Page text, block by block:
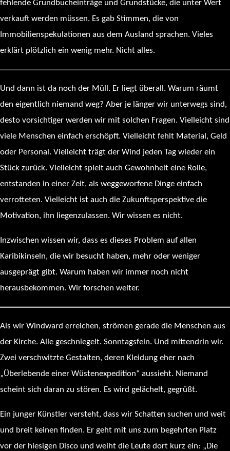
fehlende Grundbucheinträge und Grundstücke, die unter Wert
verkauft werden müssen. Es gab Stimmen, die von
Immobilienspekulationen aus dem Ausland sprachen. Vieles
erklärt plötzlich ein wenig mehr. Nicht alles.
Und dann ist da noch der Müll. Er liegt überall. Warum räumt
den eigentlich niemand weg? Aber je länger wir unterwegs sind,
desto vorsichtiger werden wir mit solchen Fragen. Vielleicht sind
viele Menschen einfach erschöpft. Vielleicht fehlt Material, Geld
oder Personal. Vielleicht trägt der Wind jeden Tag wieder ein
Stück zurück. Vielleicht spielt auch Gewohnheit eine Rolle,
entstanden in einer Zeit, als weggeworfene Dinge einfach
verrotteten. Vielleicht ist auch die Zukunftsperspektive die
Motivation, ihn liegenzulassen. Wir wissen es nicht.
Inzwischen wissen wir, dass es dieses Problem auf allen
Karibikinseln, die wir besucht haben, mehr oder weniger
ausgeprägt gibt. Warum haben wir immer noch nicht
herausbekommen. Wir forschen weiter.
Als wir Windward erreichen, strömen gerade die Menschen aus
der Kirche. Alle geschniegelt. Sonntagsfein. Und mittendrin wir.
Zwei verschwitzte Gestalten, deren Kleidung eher nach
„Überlebende einer Wüstenexpedition“ aussieht. Niemand
scheint sich daran zu stören. Es wird gelächelt, gegrüßt.
Ein junger Künstler versteht, dass wir Schatten suchen und weit
und breit keinen finden. Er geht mit uns zum begehrten Platz
vor der hiesigen Disco und weiht die Leute dort kurz ein: „Die